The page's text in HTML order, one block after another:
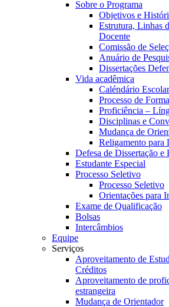
Sobre o Programa
Objetivos e
Estrutura, Linhas
Docente
Comissão de
Anuário de
Dissertações
Vida acadêmica
Caléndário Escolar
Processo de
Proficiência –
Disciplinas e
Mudança de
Religamento para
Defesa de Dissertação e
Estudante Especial
Processo Seletivo
Processo Seletivo
Orientações para
Exame de Qualificação
Bolsas
Intercâmbios
Equipe
Serviços
Aproveitamento de
Créditos
Aproveitamento de
estrangeira
Mudança de Orientador